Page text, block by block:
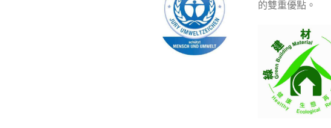
的雙重優點。